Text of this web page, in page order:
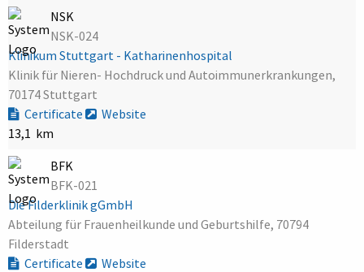
NSK
NSK-024
Klinikum Stuttgart - Katharinenhospital
Klinik für Nieren- Hochdruck und Autoimmunerkrankungen,
70174 Stuttgart
Certificate
Website
13,1 km
BFK
BFK-021
Die Filderklinik gGmbH
Abteilung für Frauenheilkunde und Geburtshilfe, 70794
Filderstadt
Certificate
Website